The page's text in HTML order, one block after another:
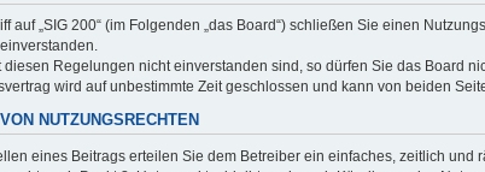
auf „SIG 200“ (im Folgenden „das Board“) schließen Sie einen
diesen Regelungen nicht einverstanden sind, so dürfen Sie das Board
wird auf unbestimmte Zeit geschlossen und kann von beiden
NUTZUNGSRECHTEN
eines Beitrags erteilen Sie dem Betreiber ein einfaches, zeitlich